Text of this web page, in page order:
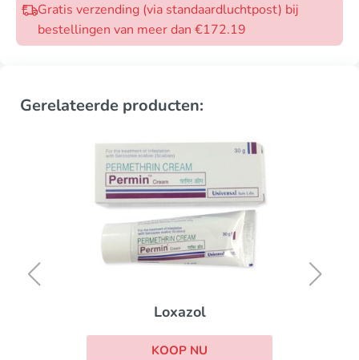
Gratis verzending (via standaardluchtpost) bij
bestellingen van meer dan €172.19
Gerelateerde producten:
Loxazol
KOOP NU